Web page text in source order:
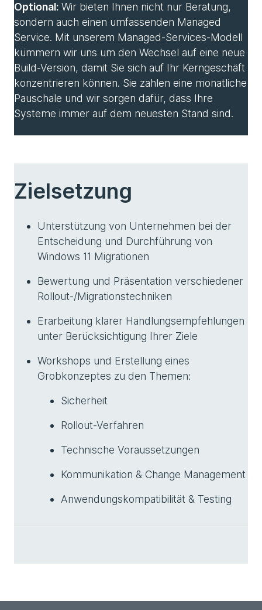
Optional: Wir bieten Ihnen nicht nur Beratung,
sondern auch einen umfassenden Managed
Service. Mit unserem Managed-Services-Modell
kümmern wir uns um den Wechsel auf eine neue
Build-Version, damit Sie sich auf Ihr Kerngeschäft
konzentrieren können. Sie zahlen eine monatliche
Pauschale und wir sorgen dafür, dass Ihre
Systeme immer auf dem neuesten Stand sind.
Zielsetzung
Unterstützung von Unternehmen bei der
Entscheidung und Durchführung von
Windows 11 Migrationen
Bewertung und Präsentation verschiedener
Rollout-/Migrationstechniken
Erarbeitung klarer Handlungsempfehlungen
unter Berücksichtigung Ihrer Ziele
Workshops und Erstellung eines
Grobkonzeptes zu den Themen:
Sicherheit
Rollout-Verfahren
Technische Voraussetzungen
Kommunikation & Change Management
Anwendungskompatibilität & Testing